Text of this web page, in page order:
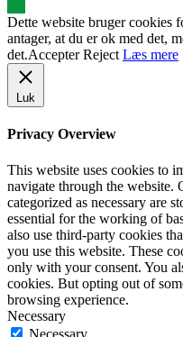
Dette website bruger cookies
antager, at du er ok med det,
det.Accepter Reject Læs mere
Luk
Privacy Overview
This website uses cookies to
navigate through the website.
categorized as necessary are
essential for the working of
also use third-party cookies
you use this website. These
only with your consent. You
cookies. But opting out of
browsing experience.
Necessary
Necessary